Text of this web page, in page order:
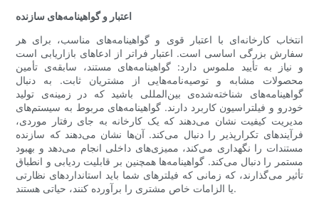
اعتبار و گواهینامه‌های سازنده
انتخاب کارخانه‌ای با اعتبار قوی و گواهینامه‌های مناسب، برای هر
سفارش بزرگی اساسی است. اعتبار فراتر از ادعاهای بازاریابی است
و نیاز به تأیید ملموس دارد: گواهینامه‌های مستند، سابقه‌ی تأمین
محصولات مشابه و توصیه‌نامه‌هایی از مشتریان ثابت. به دنبال
گواهینامه‌های شناخته‌شده‌ی بین‌المللی باشید که در زمینه‌ی تولید
خودرو و فیلتراسیون کاربرد دارند. گواهینامه‌های مربوط به سیستم‌های
مدیریت کیفیت نشان می‌دهند که یک کارخانه به جای رفتار موردی،
فرآیندهای تکرارپذیر را دنبال می‌کند. آن‌ها نشان می‌دهند که سازنده
مستندات را نگهداری می‌کند، ممیزی‌های داخلی انجام می‌دهد و بهبود
مستمر را دنبال می‌کند. گواهینامه‌ها همچنین بر قابلیت ردیابی و انطباق
تأثیر می‌گذارند، که زمانی که فیلترهای شما باید استانداردهای نظارتی
یا الزامات خاص مشتری را برآورده کنند، حیاتی هستند.